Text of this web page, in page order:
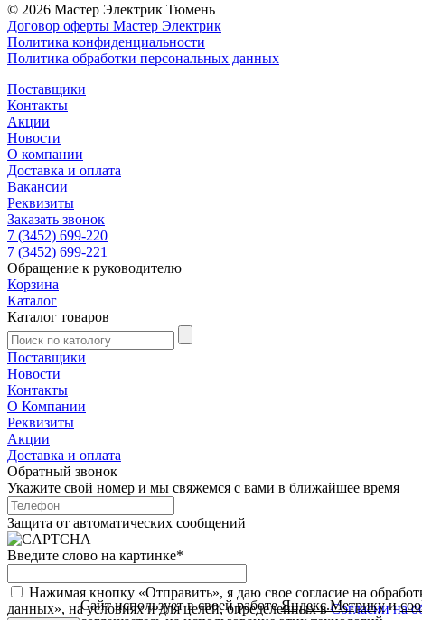
© 2026 Мастер Электрик Тюмень
Договор оферты Мастер Электрик
Политика конфиденциальности
Политика обработки персональных данных
Поставщики
Контакты
Акции
Новости
О компании
Доставка и оплата
Вакансии
Реквизиты
Заказать звонок
7 (3452) 699-220
7 (3452) 699-221
Обращение к руководителю
Корзина
Каталог
Каталог товаров
Поставщики
Новости
Контакты
О Компании
Реквизиты
Акции
Доставка и оплата
Обратный звонок
Укажите свой номер и мы свяжемся с вами в ближайшее время
Защита от автоматических сообщений
Введите слово на картинке*
Нажимая кнопку «Отправить», я даю свое согласие на
данных», на условиях и для целей, определенных вСогласии на
Сайт использует в своей работеЯндекс.Метрикуи